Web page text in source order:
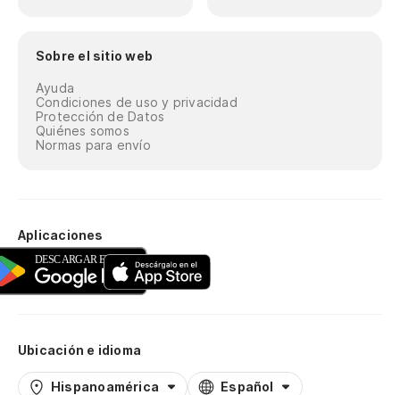
Sobre el sitio web
Ayuda
Condiciones de uso y privacidad
Protección de Datos
Quiénes somos
Normas para envío
Aplicaciones
Ubicación e idioma
Hispanoamérica Español